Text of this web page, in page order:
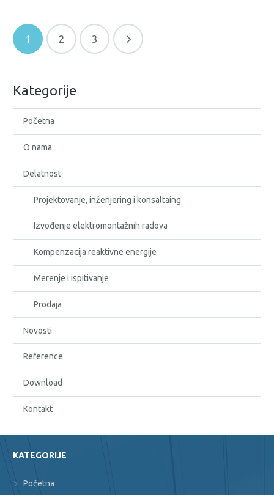
1 2 3
Kategorije
Početna
O nama
Delatnost
Projektovanje, inženjering i konsaltaing
Izvođenje elektromontažnih radova
Kompenzacija reaktivne energije
Merenje i ispitivanje
Prodaja
Novosti
Reference
Download
Kontakt
KATEGORIJE
Početna